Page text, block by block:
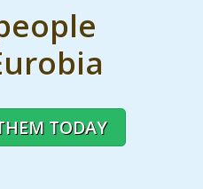
TODAY